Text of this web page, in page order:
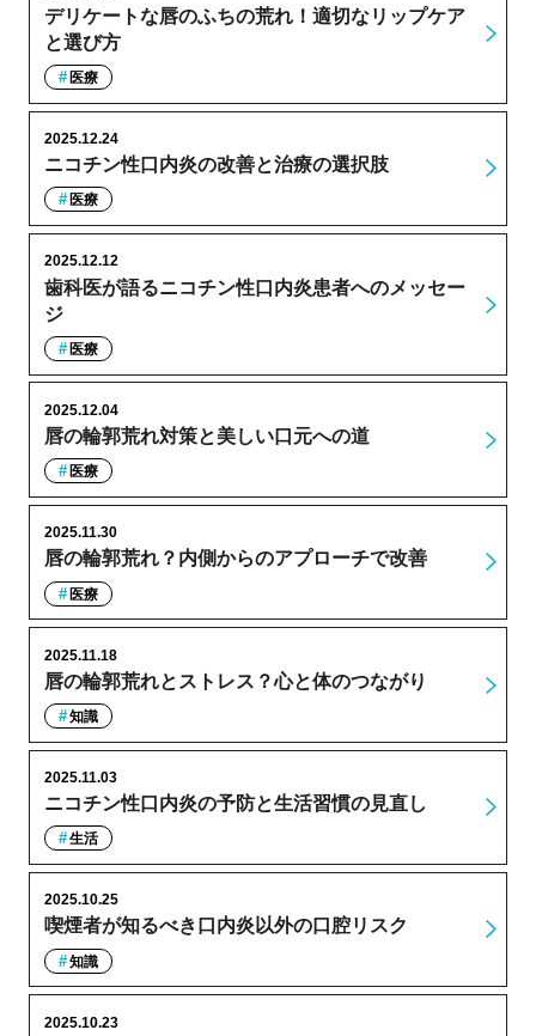
デリケートな唇のふちの荒れ！適切なリップケア
と選び方
医療
ニコチン性口内炎の改善と治療の選択肢
2025.12.24
医療
歯科医が語るニコチン性口内炎患者へのメッセー
ジ
2025.12.12
医療
唇の輪郭荒れ対策と美しい口元への道
2025.12.04
医療
唇の輪郭荒れ？内側からのアプローチで改善
2025.11.30
医療
唇の輪郭荒れとストレス？心と体のつながり
2025.11.18
知識
ニコチン性口内炎の予防と生活習慣の見直し
2025.11.03
生活
喫煙者が知るべき口内炎以外の口腔リスク
2025.10.25
知識
2025.10.23